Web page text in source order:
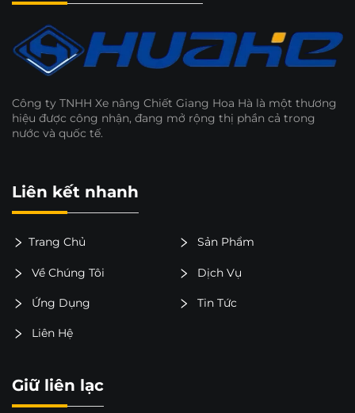
Công ty TNHH Xe nâng Chiết Giang Hoa Hà là một thương
hiệu được công nhận, đang mở rộng thị phần cả trong
nước và quốc tế.
Liên kết nhanh
Trang Chủ Sản Phẩm
Về Chúng Tôi Dịch Vụ
Ứng Dụng Tin Tức
Liên Hệ
Giữ liên lạc